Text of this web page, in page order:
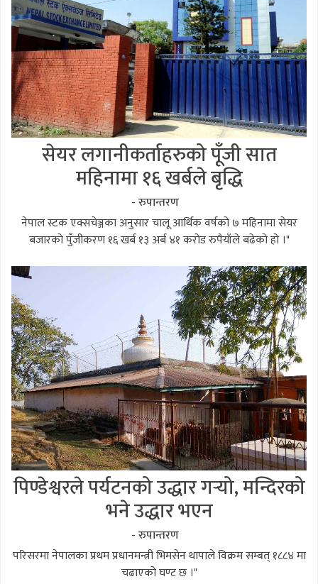
सेयर लगानीकर्ताहरुको पूँजी सात
महिनामा १६ खर्बले बृद्धि
- रुपान्तरण
नेपाल स्टक एक्सचेञ्जका अनुसार चालू आर्थिक वर्षको ७ महिनामा सेयर
बजारको पुँजीकरण १६ खर्ब १३ अर्ब ४१ करोड रुपैयाँले बढेको हो ।"
पिण्डेश्वरले पर्यटनको उद्धार गर्‍यो, मन्दिरको
भने उद्धार भएन
- रुपान्तरण
परिसरमा नेपालका प्रथम प्रधानमन्त्री भिमसेन थापाले विक्रम सम्बत् १८८४ मा
चढाएको घण्ट छ ।"